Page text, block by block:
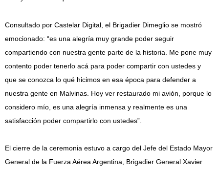
Consultado por Castelar Digital, el Brigadier Dimeglio se mostró
emocionado: “es una alegría muy grande poder seguir
compartiendo con nuestra gente parte de la historia. Me pone muy
contento poder tenerlo acá para poder compartir con ustedes y
que se conozca lo qué hicimos en esa época para defender a
nuestra gente en Malvinas. Hoy ver restaurado mi avión, porque lo
considero mío, es una alegría inmensa y realmente es una
satisfacción poder compartirlo con ustedes”.
El cierre de la ceremonia estuvo a cargo del Jefe del Estado Mayor
General de la Fuerza Aérea Argentina, Brigadier General Xavier